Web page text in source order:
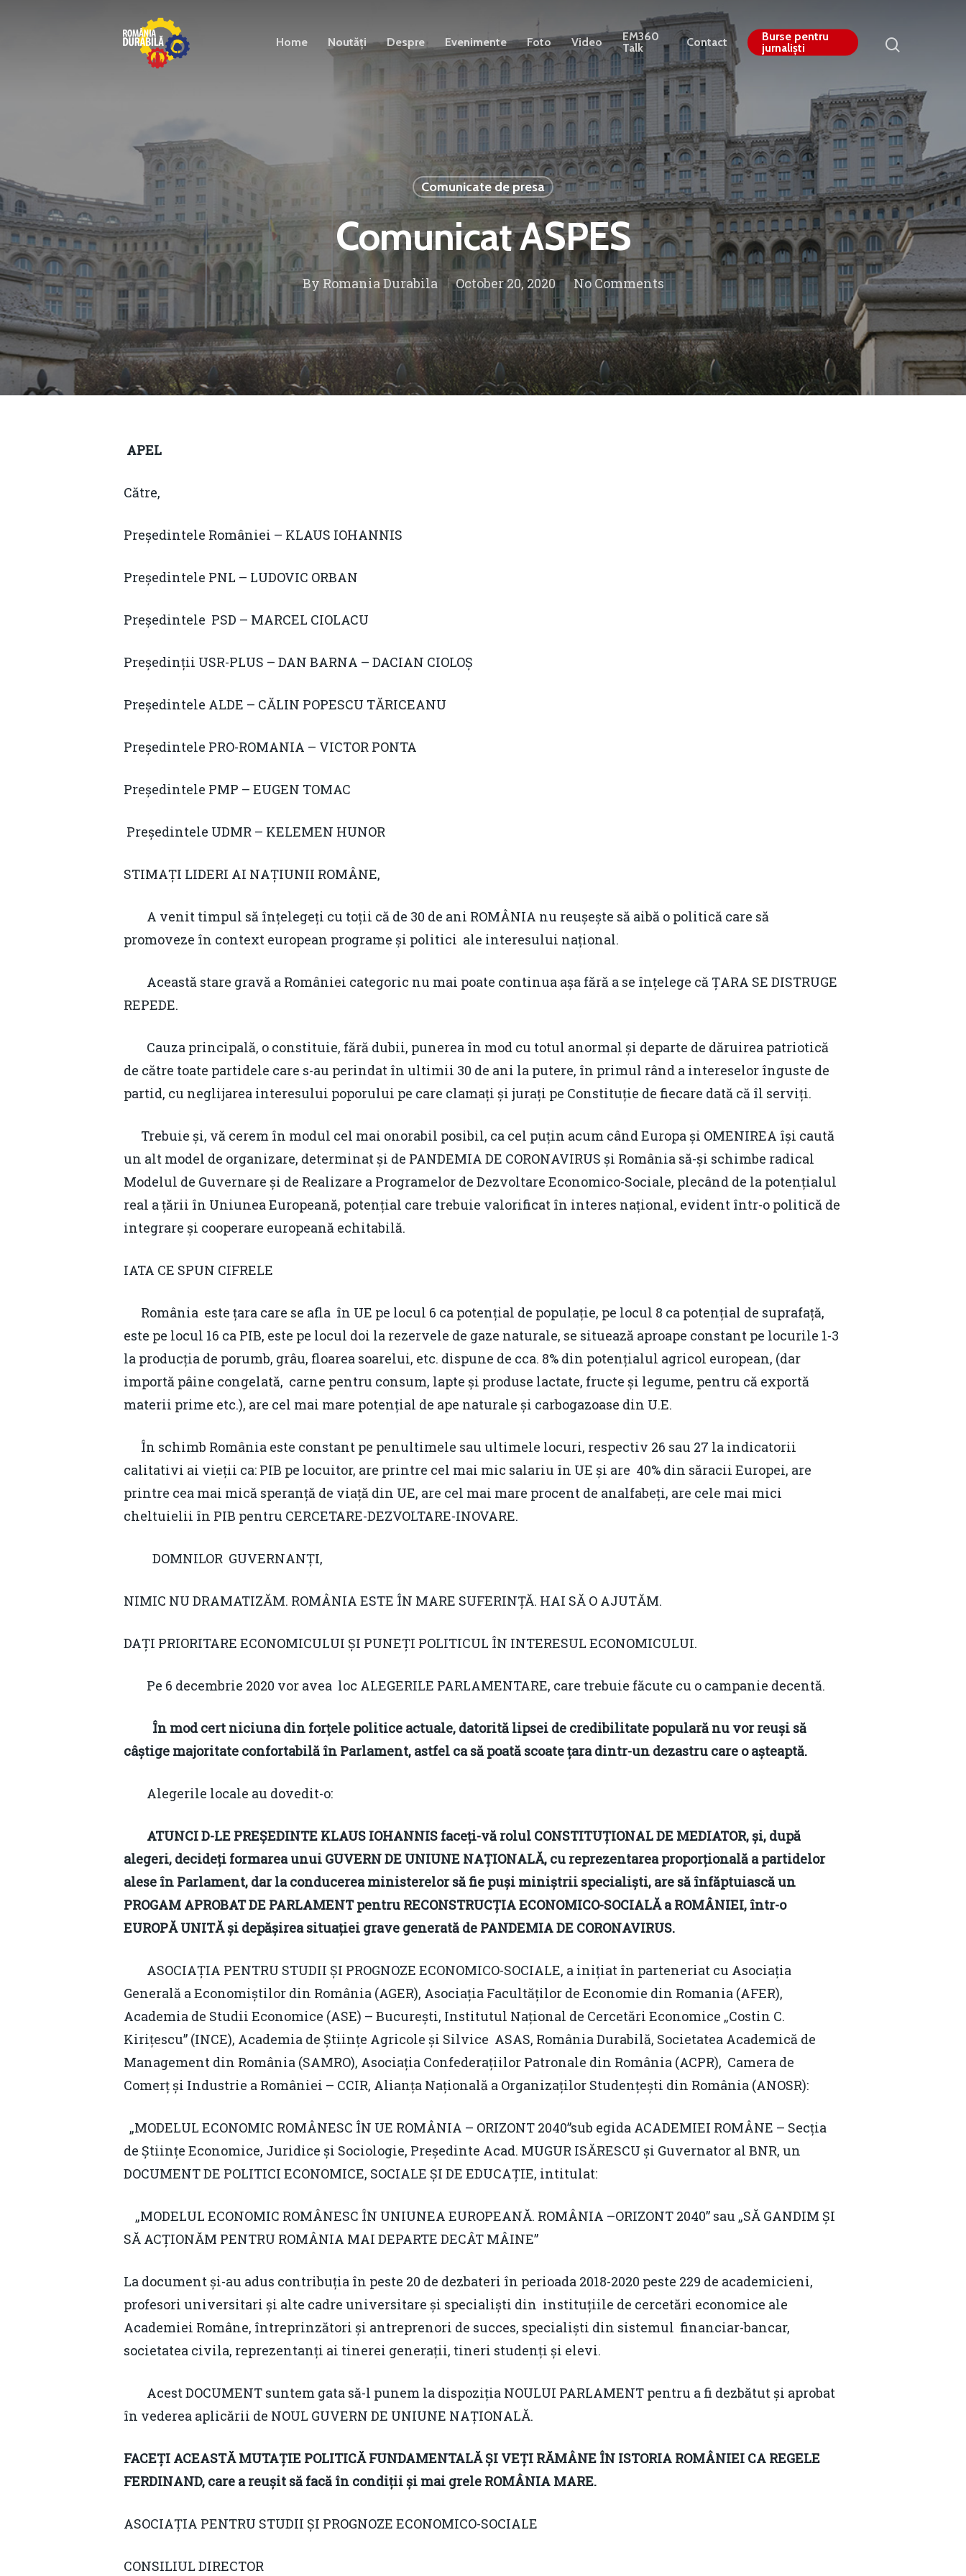
Hit enter to search or ESC to close
Home Noutăți Despre Evenimente Foto Video
EM360
Talk
Contact
Burse pentru
jurnaliști
Comunicate de presa
Comunicat ASPES
By Romania Durabila October 20, 2020 No Comments
APEL
Către,
Președintele României – KLAUS IOHANNIS
Președintele PNL – LUDOVIC ORBAN
Președintele PSD – MARCEL CIOLACU
Președinții USR-PLUS – DAN BARNA – DACIAN CIOLOȘ
Președintele ALDE – CĂLIN POPESCU TĂRICEANU
Președintele PRO-ROMANIA – VICTOR PONTA
Președintele PMP – EUGEN TOMAC
Președintele UDMR – KELEMEN HUNOR
STIMAȚI LIDERI AI NAȚIUNII ROMÂNE,
A venit timpul să înțelegeți cu toții că de 30 de ani ROMÂNIA nu reușește să aibă o politică care să
promoveze în context european programe și politici ale interesului național.
Această stare gravă a României categoric nu mai poate continua așa fără a se înțelege că ȚARA SE DISTRUGE
REPEDE.
Cauza principală, o constituie, fără dubii, punerea în mod cu totul anormal și departe de dăruirea patriotică
de către toate partidele care s-au perindat în ultimii 30 de ani la putere, în primul rând a intereselor înguste de
partid, cu neglijarea interesului poporului pe care clamați și jurați pe Constituție de fiecare dată că îl serviți.
Trebuie și, vă cerem în modul cel mai onorabil posibil, ca cel puțin acum când Europa și OMENIREA își caută
un alt model de organizare, determinat și de PANDEMIA DE CORONAVIRUS și România să-și schimbe radical
Modelul de Guvernare și de Realizare a Programelor de Dezvoltare Economico-Sociale, plecând de la potențialul
real a țării în Uniunea Europeană, potențial care trebuie valorificat în interes național, evident într-o politică de
integrare și cooperare europeană echitabilă.
IATA CE SPUN CIFRELE
România este țara care se afla în UE pe locul 6 ca potențial de populație, pe locul 8 ca potențial de suprafață,
este pe locul 16 ca PIB, este pe locul doi la rezervele de gaze naturale, se situează aproape constant pe locurile 1-3
la producția de porumb, grâu, floarea soarelui, etc. dispune de cca. 8% din potențialul agricol european, (dar
importă pâine congelată, carne pentru consum, lapte și produse lactate, fructe și legume, pentru că exportă
materii prime etc.), are cel mai mare potențial de ape naturale și carbogazoase din U.E.
În schimb România este constant pe penultimele sau ultimele locuri, respectiv 26 sau 27 la indicatorii
calitativi ai vieții ca: PIB pe locuitor, are printre cel mai mic salariu în UE și are 40% din săracii Europei, are
printre cea mai mică speranță de viață din UE, are cel mai mare procent de analfabeți, are cele mai mici
cheltuielii în PIB pentru CERCETARE-DEZVOLTARE-INOVARE.
DOMNILOR GUVERNANȚI,
NIMIC NU DRAMATIZĂM. ROMÂNIA ESTE ÎN MARE SUFERINȚĂ. HAI SĂ O AJUTĂM.
DAȚI PRIORITARE ECONOMICULUI ȘI PUNEȚI POLITICUL ÎN INTERESUL ECONOMICULUI.
Pe 6 decembrie 2020 vor avea loc ALEGERILE PARLAMENTARE, care trebuie făcute cu o campanie decentă.
În mod cert niciuna din forțele politice actuale, datorită lipsei de credibilitate populară nu vor reuși să
câștige majoritate confortabilă în Parlament, astfel ca să poată scoate țara dintr-un dezastru care o așteaptă.
Alegerile locale au dovedit-o:
ATUNCI D-LE PREȘEDINTE KLAUS IOHANNIS faceți-vă rolul CONSTITUȚIONAL DE MEDIATOR, și, după
alegeri, decideți formarea unui GUVERN DE UNIUNE NAȚIONALĂ, cu reprezentarea proporțională a partidelor
alese în Parlament, dar la conducerea ministerelor să fie puși miniștrii specialiști, are să înfăptuiască un
PROGAM APROBAT DE PARLAMENT pentru RECONSTRUCȚIA ECONOMICO-SOCIALĂ a ROMÂNIEI, într-o
EUROPĂ UNITĂ și depășirea situației grave generată de PANDEMIA DE CORONAVIRUS.
ASOCIAȚIA PENTRU STUDII ȘI PROGNOZE ECONOMICO-SOCIALE, a inițiat în parteneriat cu Asociația
Generală a Economiștilor din România (AGER), Asociația Facultăților de Economie din Romania (AFER),
Academia de Studii Economice (ASE) – București, Institutul Național de Cercetări Economice „Costin C.
Kirițescu” (INCE), Academia de Științe Agricole și Silvice ASAS, România Durabilă, Societatea Academică de
Management din România (SAMRO), Asociația Confederațiilor Patronale din România (ACPR), Camera de
Comerț și Industrie a României – CCIR, Alianța Națională a Organizaților Studențești din România (ANOSR):
„MODELUL ECONOMIC ROMÂNESC ÎN UE ROMÂNIA – ORIZONT 2040”sub egida ACADEMIEI ROMÂNE – Secția
de Științe Economice, Juridice și Sociologie, Președinte Acad. MUGUR ISĂRESCU și Guvernator al BNR, un
DOCUMENT DE POLITICI ECONOMICE, SOCIALE ȘI DE EDUCAȚIE, intitulat:
„MODELUL ECONOMIC ROMÂNESC ÎN UNIUNEA EUROPEANĂ. ROMÂNIA –ORIZONT 2040” sau „SĂ GANDIM ȘI
SĂ ACȚIONĂM PENTRU ROMÂNIA MAI DEPARTE DECÂT MÂINE”
La document și-au adus contribuția în peste 20 de dezbateri în perioada 2018-2020 peste 229 de academicieni,
profesori universitari și alte cadre universitare și specialiști din instituțiile de cercetări economice ale
Academiei Române, întreprinzători și antreprenori de succes, specialiști din sistemul financiar-bancar,
societatea civila, reprezentanți ai tinerei generații, tineri studenți și elevi.
Acest DOCUMENT suntem gata să-l punem la dispoziția NOULUI PARLAMENT pentru a fi dezbătut și aprobat
în vederea aplicării de NOUL GUVERN DE UNIUNE NAȚIONALĂ.
FACEȚI ACEASTĂ MUTAȚIE POLITICĂ FUNDAMENTALĂ ȘI VEȚI RĂMÂNE ÎN ISTORIA ROMÂNIEI CA REGELE
FERDINAND, care a reușit să facă în condiții și mai grele ROMÂNIA MARE.
ASOCIAȚIA PENTRU STUDII ȘI PROGNOZE ECONOMICO-SOCIALE
CONSILIUL DIRECTOR